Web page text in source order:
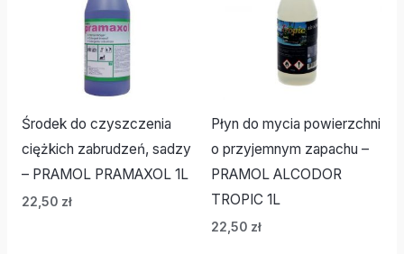
Środek do czyszczenia
ciężkich zabrudzeń, sadzy
– PRAMOL PRAMAXOL 1L
22,50 zł
Płyn do mycia powierzchni
o przyjemnym zapachu –
PRAMOL ALCODOR
TROPIC 1L
22,50 zł